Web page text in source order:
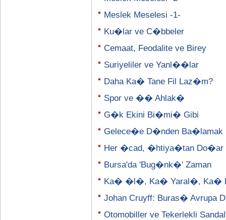
Meslek Meselesi -1-
Ku�lar ve C�bbeler
Cemaat, Feodalite ve Birey
Suriyeliler ve Yanl��lar
Daha Ka� Tane Fil Laz�m?
Spor ve �� Ahlak�
G�k Ekini Bi�mi� Gibi
Gelece�e D�nden Ba�lamak
Her �cad, �htiya�tan Do�ar
Bursa'da 'Bug�nk�' Zaman
Ka� �l�, Ka� Yaral�, Ka�
Johan Cruyff: Buras� Avrupa
Otomobiller ve Tekerlekli